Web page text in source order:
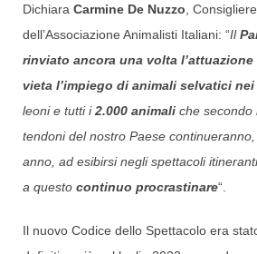
Dichiara Carmine De Nuzzo ,
dell’Associazione Animalisti Italiani: “Il
rinviato ancora una volta
vieta l’impiego di animali selvatici
leoni e tutti i2.000 animali che secondo
tendoni del nostro Paese
anno, ad esibirsi negli spettacoli
a questo continuo procrastinare“.
Il nuovo Codice dello Spettacolo era